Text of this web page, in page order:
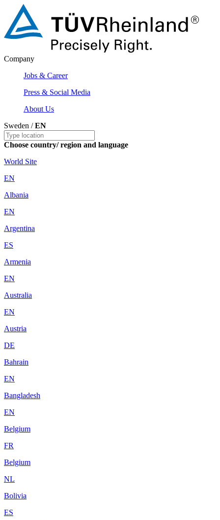
Company
Jobs & Career
Press & Social Media
About Us
Sweden /EN
Choose country/ region and language
World Site
EN
Albania
EN
Argentina
ES
Armenia
EN
Australia
EN
Austria
DE
Bahrain
EN
Bangladesh
EN
Belgium
FR
Belgium
NL
Bolivia
ES